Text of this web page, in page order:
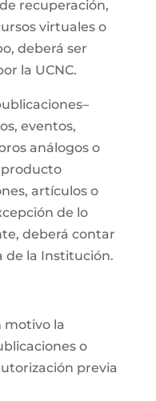
recuperación,
virtuales o
deberá ser
la UCNC.
eventos,
análogos o
artículos o
de lo
deberá contar
de la Institución.
motivo la
o
previa